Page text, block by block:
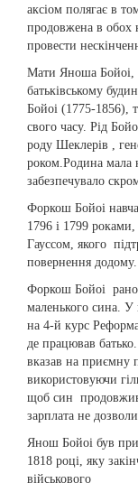
аксіом полягає в
продовжена в обох
провести
Мати Яноша Бойоі,
батьківському
Бойоі (1775-1856),
свого часу. Рід
роду Шеклерів ,
роком.Родина мала
забезпечувало
Форкош Бойоі
1796 і 1799
Гауссом, якого
повернення додому.
Форкош Бойоі рано
маленького сина. У
на 4-й курс
де працював
вказав на приємну
використовуючи
щоб син продовжив
зарплата не
Янош Бойоі був
1818 році, яку
військового